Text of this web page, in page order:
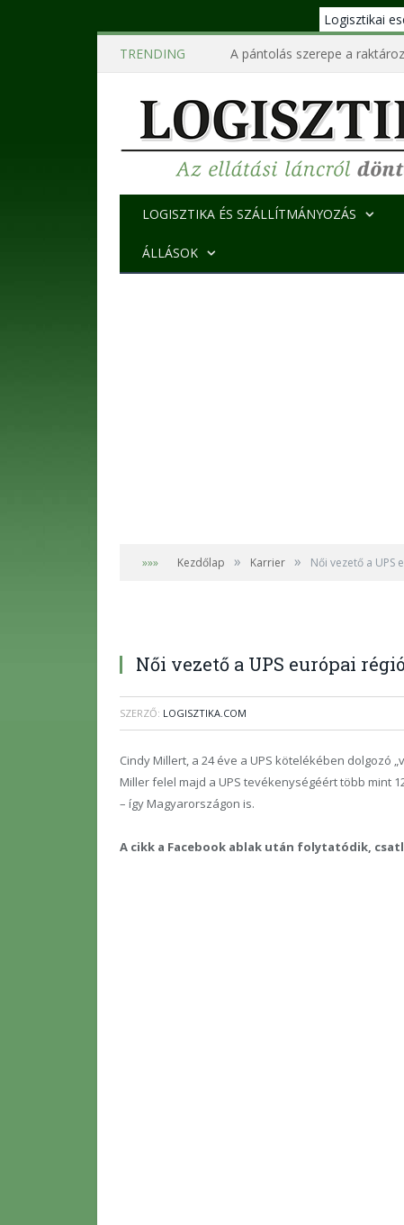
Logisztikai
TRENDING
A pántolás szerepe a
LOGISZTIKA ÉS SZÁLLÍTMÁNYOZÁS
ÁLLÁSOK
»»» Kezdőlap » Karrier » Női vezető a UPS
Női vezető a UPS európai
SZERZŐ: LOGISZTIKA.COM
Cindy Millert, a 24 éve a UPS kötelékében dolgozó
Miller felel majd a UPS tevékenységéért több mint
– így Magyarországon is.
A cikk a Facebook ablak után folytatódik,